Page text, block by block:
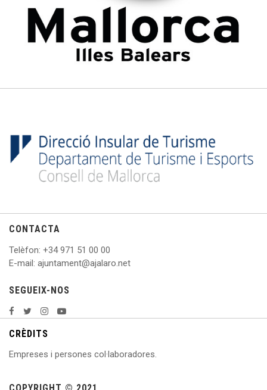
CONTACTA
Telèfon: +34 971 51 00 00
E-mail: ajuntament@ajalaro.net
SEGUEIX-NOS
CRÈDITS
Empreses i persones col·laboradores.